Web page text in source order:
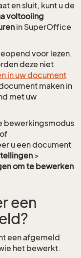
en sluit, kunt u de
voltooiing
in SuperOffice
voor lezen.
deze niet
in uw document
maken in
met uw
bewerkingsmodus
u een document
>
om te bewerken
een
een afgemeld
het bewerkt.